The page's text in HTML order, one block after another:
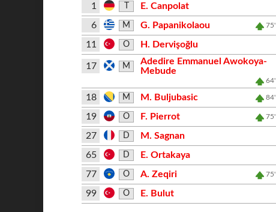
1
E. Canpolat
6
M G. Papanikolaou 75'
11 O H. Dervişoğlu
17 M
Adedire Emmanuel Awokoya-
Mebude
64'
18 M M. Buljubasic 84'
19 O F. Pierrot 75'
27 D
M. Sagnan
65
D
E. Ortakaya
77
O A. Zeqiri 75'
99 O E. Bulut